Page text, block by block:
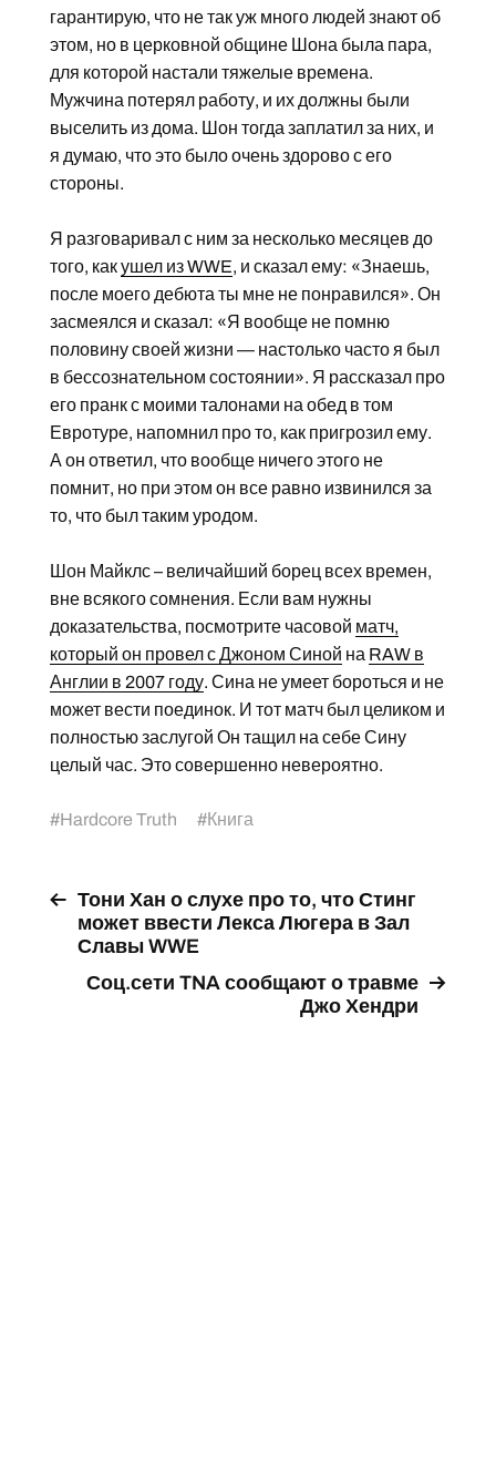
гарантирую, что не так уж много людей знают об
этом, но в церковной общине Шона была пара,
для которой настали тяжелые времена.
Мужчина потерял работу, и их должны были
выселить из дома. Шон тогда заплатил за них, и
я думаю, что это было очень здорово с его
стороны.
Я разговаривал с ним за несколько месяцев до
того, какушел из WWE, и сказал ему: «Знаешь,
после моего дебюта ты мне не понравился». Он
засмеялся и сказал: «Я вообще не помню
половину своей жизни — настолько часто я был
в бессознательном состоянии». Я рассказал про
его пранк с моими талонами на обед в том
Евротуре, напомнил про то, как пригрозил ему.
А он ответил, что вообще ничего этого не
помнит, но при этом он все равно извинился за
то, что был таким уродом.
Шон Майклс – величайший борец всех времен,
вне всякого сомнения. Если вам нужны
доказательства, посмотрите часовой матч,
который он провел с Джоном Синой на RAW в
Англии в 2007 году. Сина не умеет бороться и не
может вести поединок. И тот матч был целиком и
полностью заслугой Он тащил на себе Сину
целый час. Это совершенно невероятно.
#Hardcore Truth #Книга
Тони Хан о слухе про то, что Стинг
может ввести Лекса Люгера в Зал
Славы WWE
Соц.сети TNA сообщают о травме
Джо Хендри